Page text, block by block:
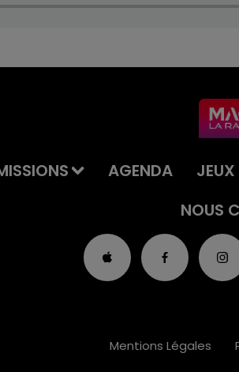
AGENDA JEUX
NOUS
Mentions Légales